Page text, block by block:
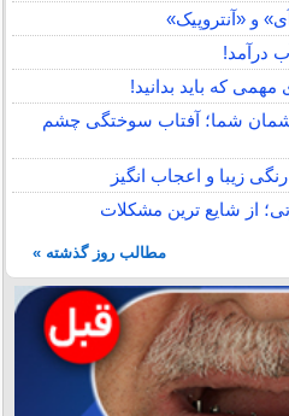
و «آنتروپیک»
درآمد!
که باید بدانید!
شما؛ آفتاب سوختگی چشم
زیبا و اعجاب انگیز
از شایع ترین مشکلات
مطالب روز گذشته »